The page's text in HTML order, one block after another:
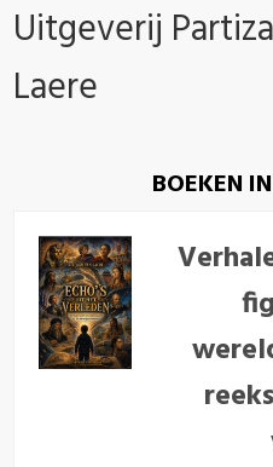
Uitgeverij
Laere
BOEKEN